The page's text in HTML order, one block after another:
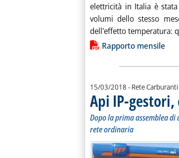
elettricità in Italia è
volumi dello stesso
dell'effetto temperatura:
Lista allegati PDF
Rapporto mensile
15/03/2018 - Rete Carburanti
Api IP-
Dopo la prima assemblea
rete ordinaria